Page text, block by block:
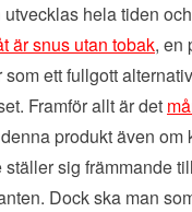
hela tiden
är snus utan tobak, en
ett fullgott
Framför allt är det
produkt även om
sig främmande
Dock ska man